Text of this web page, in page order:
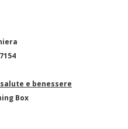
e benessere
Box